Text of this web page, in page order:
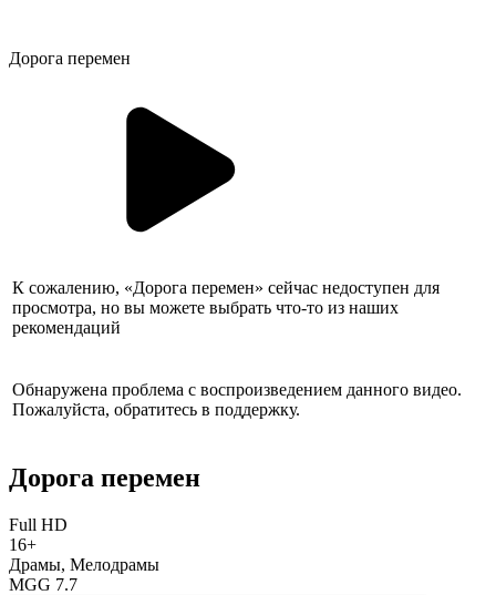
Дорога перемен
К сожалению, «Дорога перемен» сейчас недоступен для
просмотра, но вы можете выбрать что-то из наших
рекомендаций
Обнаружена проблема с воспроизведением данного видео.
Пожалуйста, обратитесь в поддержку.
Дорога перемен
Full HD
16+
Драмы, Мелодрамы
MGG 7.7